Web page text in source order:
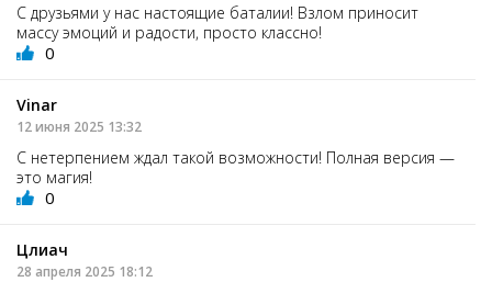
С друзьями у нас настоящие баталии! Взлом приносит
массу эмоций и радости, просто классно!
0
Vinar
12 июня 2025 13:32
С нетерпением ждал такой возможности! Полная версия —
это магия!
0
Цлиач
28 апреля 2025 18:12